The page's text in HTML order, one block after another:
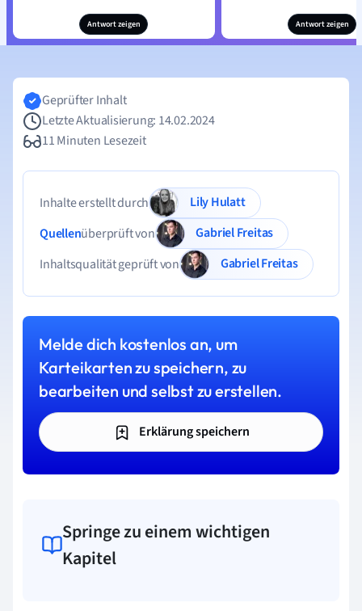
Antwort zeigen Antwort zeigen
Geprüfter Inhalt
Letzte Aktualisierung: 14.02.2024
11 Minuten Lesezeit
Inhalte erstellt durch
Lily Hulatt
Quellenüberprüft von
Gabriel Freitas
Inhaltsqualität geprüft von
Gabriel Freitas
Melde dich kostenlos an, um
Karteikarten zu speichern, zu
bearbeiten und selbst zu erstellen.
Erklärung speichern
Springe zu einem wichtigen
Kapitel